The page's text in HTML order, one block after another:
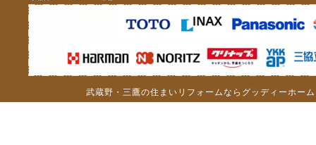
武蔵野・三鷹の住まいリフォームならグッディーホ